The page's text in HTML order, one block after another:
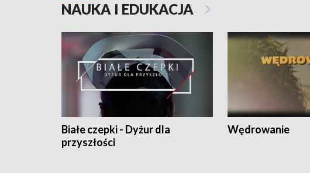
NAUKA I EDUKACJA
Białe czepki - Dyżur dla
przyszłości
Wędrowanie